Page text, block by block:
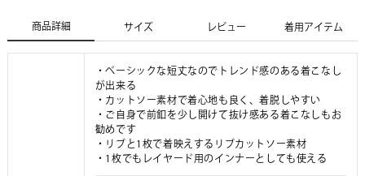
商品詳細 サイズ レビュー 着用アイテム
・ベーシックな短丈なのでトレンド感のある着こなし
が出来る
・カットソー素材で着心地も良く、着脱しやすい
・ご自身で前釦を少し開けて抜け感ある着こなしもお
勧めです
・リブと1枚で着映えするリブカットソー素材
・1枚でもレイヤード用のインナーとしても使える